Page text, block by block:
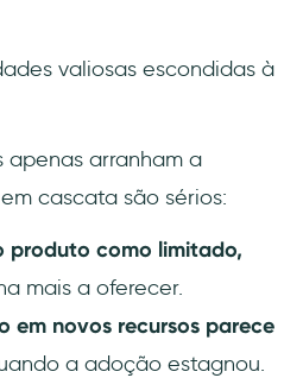
valiosas escondidas à
apenas arranham a
cascata são sérios:
produto como limitado,
mais a oferecer.
em novos recursos parece
a adoção estagnou.